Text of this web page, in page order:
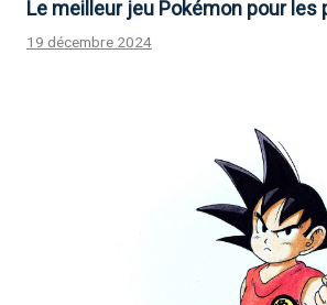
Le meilleur jeu Pokémon pour les
19 décembre 2024